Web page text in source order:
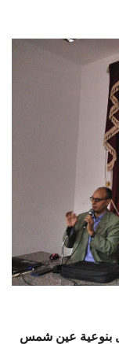
بنوعية عين شمس